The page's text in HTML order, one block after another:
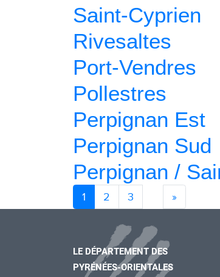
Saint-Cyprien
Rivesaltes
Port-Vendres
Pollestres
Perpignan Est
Perpignan Sud
Perpignan /
1 2 3 »Next
LE DÉPARTEMENT DES
PYRÉNÉES-ORIENTALES